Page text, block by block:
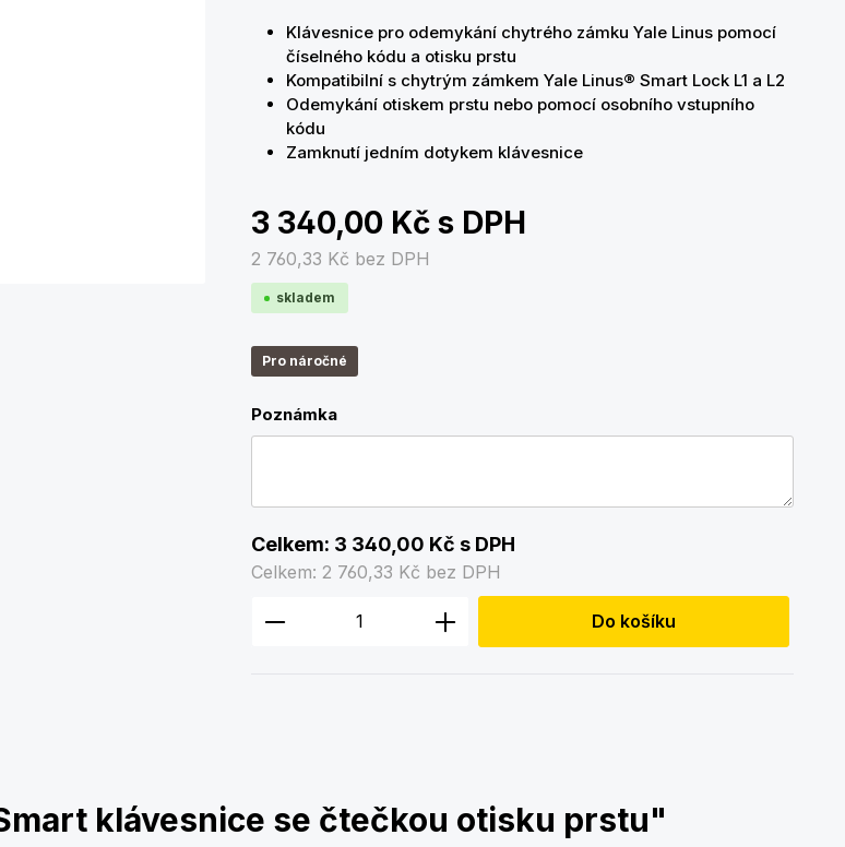
Klávesnice pro odemykání chytrého zámku Yale Linus pomocí
číselného kódu a otisku prstu
Kompatibilní s chytrým zámkem Yale Linus® Smart Lock L1 a L2
Odemykání otiskem prstu nebo pomocí osobního vstupního
kódu
Zamknutí jedním dotykem klávesnice
3 340,00 Kč s DPH
2 760,33 Kč bez DPH
skladem
Pro náročné
Poznámka
Celkem: 3 340,00 Kč s DPH
Celkem: 2 760,33 Kč bez DPH
Množství produktu: Zadejte požadované
Do košíku
klávesnice se čtečkou otisku prstu"